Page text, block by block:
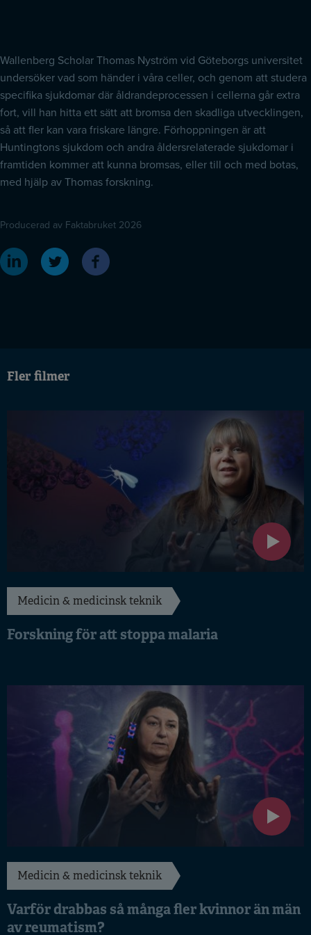
Wallenberg Scholar Thomas Nyström vid Göteborgs universitet
undersöker vad som händer i våra celler, och genom att studera
specifika sjukdomar där åldrandeprocessen i cellerna går extra
fort, vill han hitta ett sätt att bromsa den skadliga utvecklingen,
så att fler kan vara friskare längre. Förhoppningen är att
Huntingtons sjukdom och andra åldersrelaterade sjukdomar i
framtiden kommer att kunna bromsas, eller till och med botas,
med hjälp av Thomas forskning.
Producerad av Faktabruket 2026
Fler filmer
Medicin & medicinsk teknik
Forskning för att stoppa malaria
Medicin & medicinsk teknik
Varför drabbas så många fler kvinnor än män
av reumatism?